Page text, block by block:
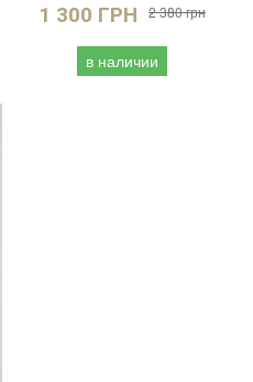
1 300 ГРН 2 380 грн
в наличии